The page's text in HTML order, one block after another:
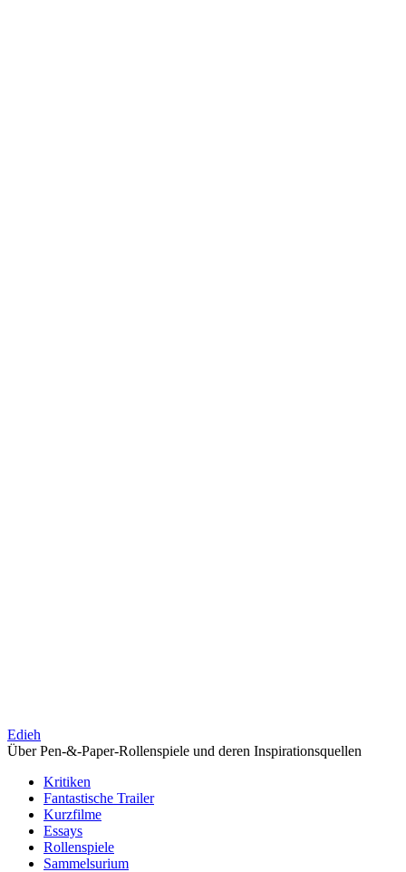
Edieh
Über Pen-&-Paper-Rollenspiele und deren Inspirationsquellen
Kritiken
Fantastische Trailer
Kurzfilme
Essays
Rollenspiele
Sammelsurium